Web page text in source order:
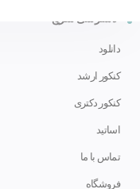
دانلود
کنکور ارشد
کنکور دکتری
اساتید
تماس با ما
فروشگاه